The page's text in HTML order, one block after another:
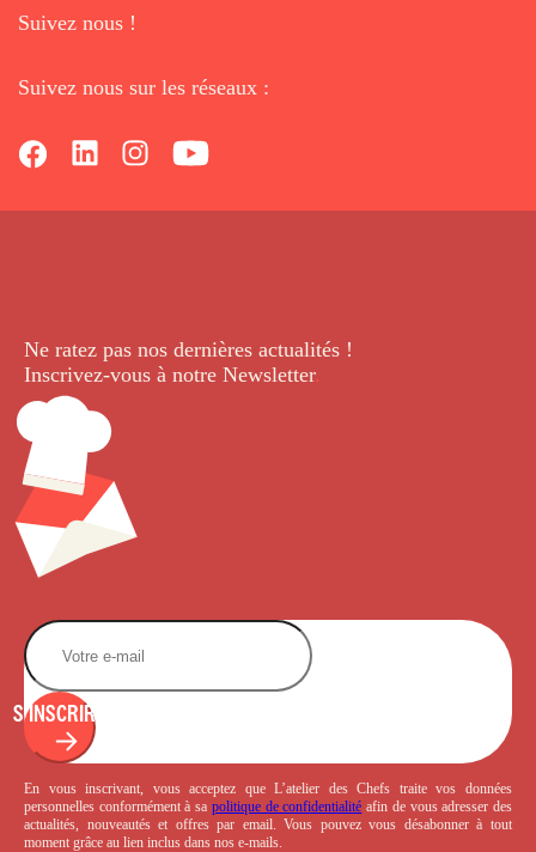
Suivez nous !
Suivez nous sur les réseaux :
Ne ratez pas nos dernières actualités !
Inscrivez-vous à notre Newsletter.
S'INSCRIRE
En vous inscrivant, vous acceptez que L’atelier des Chefs traite vos données
personnelles conformément à sa politique de confidentialité afin de vous adresser des
actualités, nouveautés et offres par email. Vous pouvez vous désabonner à tout
moment grâce au lien inclus dans nos e-mails.